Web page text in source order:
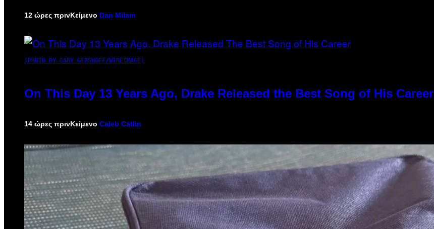
12 ώρες πρινΚείμενο Dan Milam
(PHOTO BY GARY GERSHOFF/WIREIMAGE)
On This Day 13 Years Ago, Drake Released the Best Song of His Career
14 ώρες πρινΚείμενο Caleb Catlin